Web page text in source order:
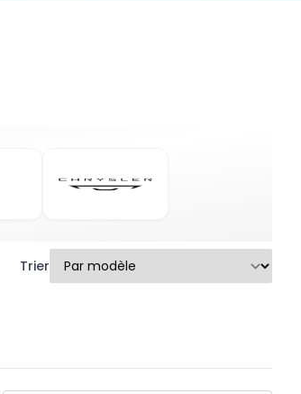
Trier
En stock